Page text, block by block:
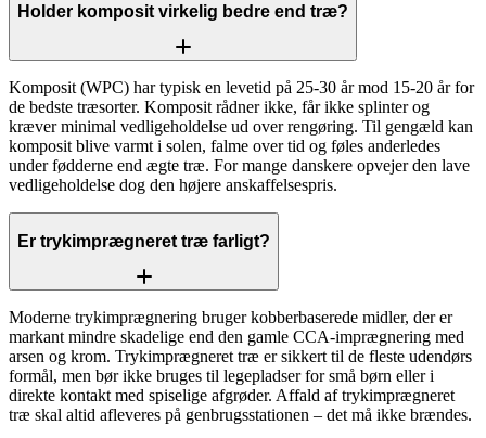
Holder komposit virkelig bedre end træ?
Komposit (WPC) har typisk en levetid på 25-30 år mod 15-20 år for
de bedste træsorter. Komposit rådner ikke, får ikke splinter og
kræver minimal vedligeholdelse ud over rengøring. Til gengæld kan
komposit blive varmt i solen, falme over tid og føles anderledes
under fødderne end ægte træ. For mange danskere opvejer den lave
vedligeholdelse dog den højere anskaffelsespris.
Er trykimprægneret træ farligt?
Moderne trykimprægnering bruger kobberbaserede midler, der er
markant mindre skadelige end den gamle CCA-imprægnering med
arsen og krom. Trykimprægneret træ er sikkert til de fleste udendørs
formål, men bør ikke bruges til legepladser for små børn eller i
direkte kontakt med spiselige afgrøder. Affald af trykimprægneret
træ skal altid afleveres på genbrugsstationen – det må ikke brændes.